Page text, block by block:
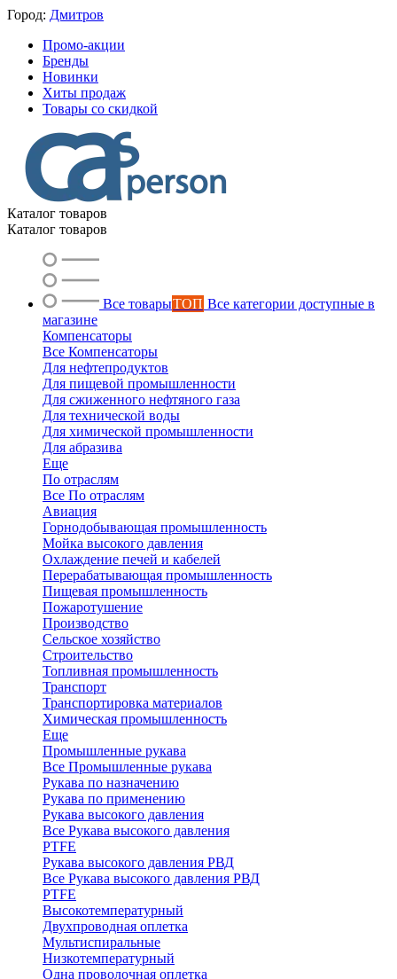
Город: Дмитров
Промо-акции
Бренды
Новинки
Хиты продаж
Товары со скидкой
Каталог товаров
Каталог товаров
Все товарыТОП Все категории доступные в
магазине
Компенсаторы
Все Компенсаторы
Для нефтепродуктов
Для пищевой промышленности
Для сжиженного нефтяного газа
Для технической воды
Для химической промышленности
Для абразива
Еще
По отраслям
Все По отраслям
Авиация
Горнодобывающая промышленность
Мойка высокого давления
Охлаждение печей и кабелей
Перерабатывающая промышленность
Пищевая промышленность
Пожаротушение
Производство
Сельское хозяйство
Строительство
Топливная промышленность
Транспорт
Транспортировка материалов
Химическая промышленность
Еще
Промышленные рукава
Все Промышленные рукава
Рукава по назначению
Рукава по применению
Рукава высокого давления
Все Рукава высокого давления
PTFE
Рукава высокого давления РВД
Все Рукава высокого давления РВД
PTFE
Высокотемпературный
Двухпроводная оплетка
Мультиспиральные
Низкотемпературный
Одна проволочная оплетка